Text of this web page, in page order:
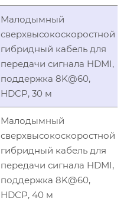
Малодымный
сверхвысокоскоростной
гибридный кабель для
передачи сигнала HDMI,
поддержка 8K@60,
HDCP, 30 м
Малодымный
сверхвысокоскоростной
гибридный кабель для
передачи сигнала HDMI,
поддержка 8K@60,
HDCP, 40 м